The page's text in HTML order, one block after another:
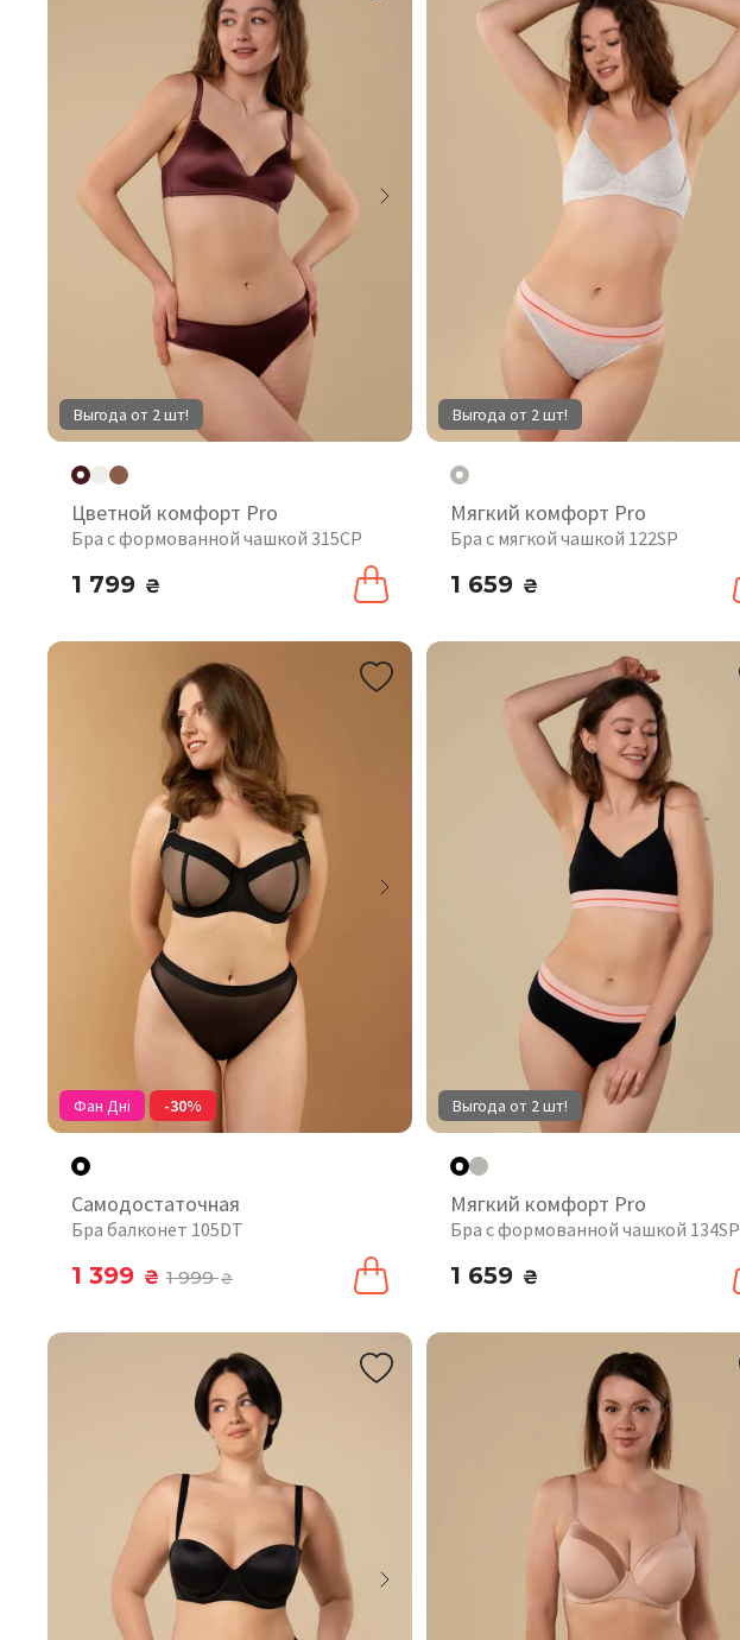
Выгода от 2 шт!
Цветной комфорт Pro
Бра с формованной чашкой 315CP
1 799 ₴
Выгода от 2 шт!
Мягкий комфорт Pro
Бра с мягкой чашкой 122SP
1 659 ₴
Фан Дні -30%
Самодостаточная
Бра балконет 105DT
1 399 ₴ 1 999₴
Выгода от 2 шт!
Мягкий комфорт Pro
Бра с формованной чашкой 134SP
1 659 ₴